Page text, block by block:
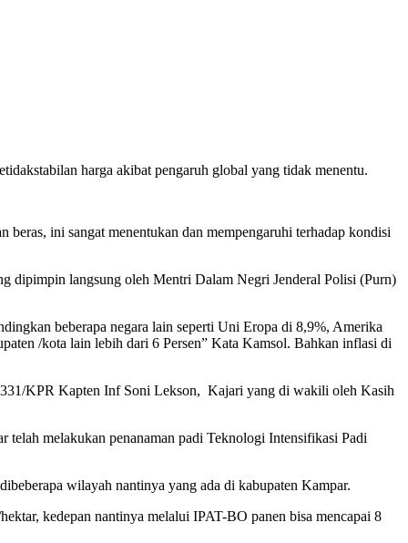
harga akibat pengaruh global yang tidak menentu.
ini sangat menentukan dan mempengaruhi terhadap kondisi
dipimpin langsung oleh Mentri Dalam Negri Jenderal Polisi (Purn)
beberapa negara lain seperti Uni Eropa di 8,9%, Amerika
/kota lain lebih dari 6 Persen” Kata Kamsol. Bahkan inflasi di
KPR Kapten Inf Soni Lekson, Kajari yang di wakili oleh Kasih
melakukan penanaman padi Teknologi Intensifikasi Padi
wilayah nantinya yang ada di kabupaten Kampar.
kedepan nantinya melalui IPAT-BO panen bisa mencapai 8